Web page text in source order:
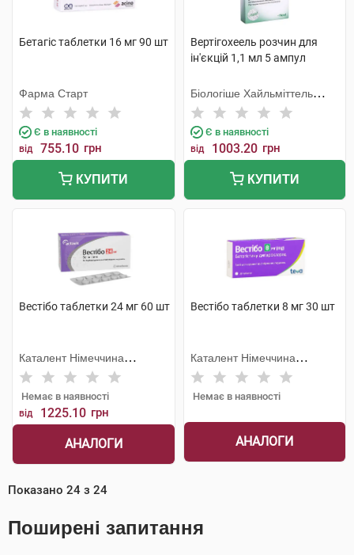
Бетагіс таблетки 16 мг 90 шт
Фарма Старт
Є в наявності
від 755.10 грн
КУПИТИ
Вертігохеель розчин для
ін'єкцій 1,1 мл 5 ампул
Біологіше Хайльміттель
Хеель
Є в наявності
від 1003.20 грн
КУПИТИ
Вестібо таблетки 24 мг 60 шт
Каталент Німеччина
Шорндорф ГмбХ
Немає в наявності
від 1225.10 грн
АНАЛОГИ
Вестібо таблетки 8 мг 30 шт
Каталент Німеччина
Шорндорф ГмбХ
Немає в наявності
АНАЛОГИ
Показано 24 з 24
Поширені запитання